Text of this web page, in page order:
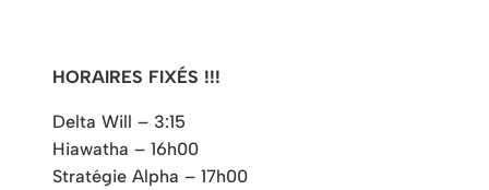
HORAIRES FIXÉS !!!
Delta Will – 3:15
Hiawatha – 16h00
Stratégie Alpha – 17h00